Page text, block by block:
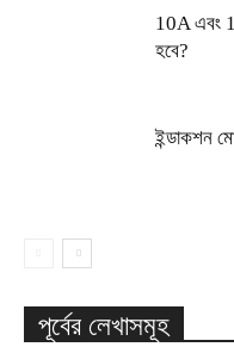
10A এবং
হবে?
ইন্ডাকশন
পূর্বের লেখাসমূহ